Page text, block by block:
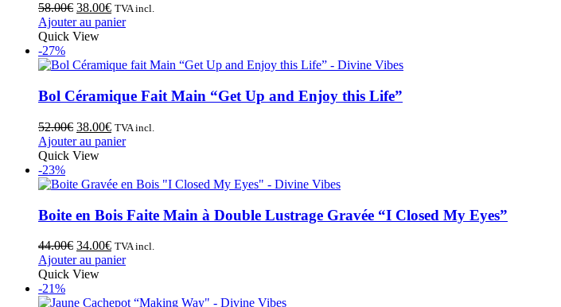
58.00€ 38.00€ TVA incl.
Ajouter au panier
Quick View
-27%
Bol Céramique Fait Main “Get Up and Enjoy this Life”
52.00€ 38.00€ TVA incl.
Ajouter au panier
Quick View
-23%
Boite en Bois Faite Main à Double Lustrage Gravée “I Closed My Eyes”
44.00€ 34.00€ TVA incl.
Ajouter au panier
Quick View
-21%